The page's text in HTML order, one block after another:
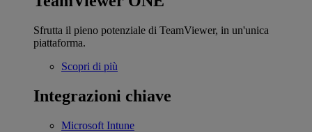
Sfrutta il pieno potenziale di TeamViewer, in un'unica
piattaforma.
Scopri di più
Integrazioni chiave
Microsoft Intune